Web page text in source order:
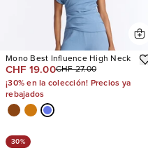
Mono Best Influence High Neck
CHF 19.00CHF 27.00
¡30% en la colección! Precios ya
rebajados
30%